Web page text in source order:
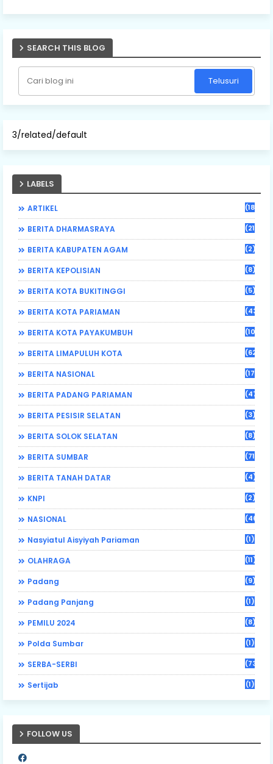
SEARCH THIS BLOG
3/related/default
LABELS
ARTIKEL (184)
BERITA DHARMASRAYA (21)
BERITA KABUPATEN AGAM (2)
BERITA KEPOLISIAN (8)
BERITA KOTA BUKITINGGI (5)
BERITA KOTA PARIAMAN (43)
BERITA KOTA PAYAKUMBUH (108)
BERITA LIMAPULUH KOTA (62)
BERITA NASIONAL (17)
BERITA PADANG PARIAMAN (470)
BERITA PESISIR SELATAN (3)
BERITA SOLOK SELATAN (8)
BERITA SUMBAR (71)
BERITA TANAH DATAR (4)
KNPI (2)
NASIONAL (46)
Nasyiatul Aisyiyah Pariaman (1)
OLAHRAGA (11)
Padang (9)
Padang Panjang (1)
PEMILU 2024 (8)
Polda Sumbar (1)
SERBA-SERBI (73)
Sertijab (1)
FOLLOW US